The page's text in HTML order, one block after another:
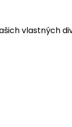
vlastných